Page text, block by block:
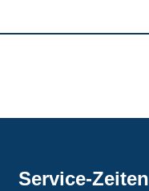
Service-Zeiten